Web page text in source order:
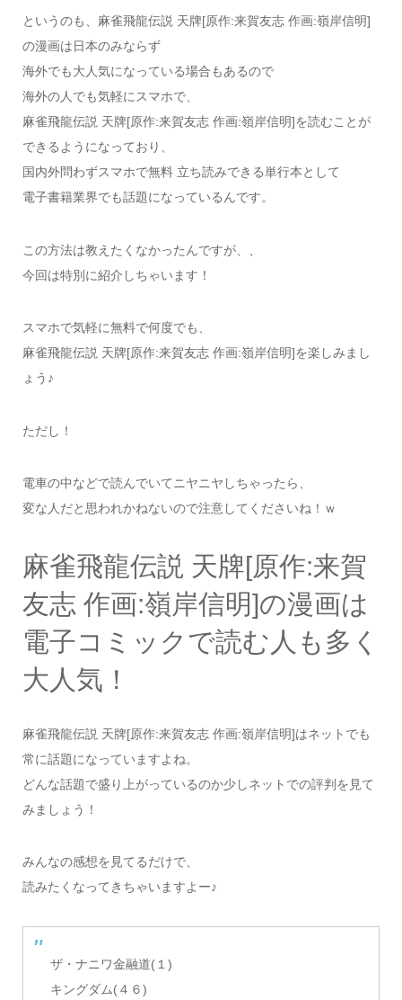
というのも、麻雀飛龍伝説 天牌[原作:来賀友志 作画:嶺岸信明]
の漫画は日本のみならず
海外でも大人気になっている場合もあるので
海外の人でも気軽にスマホで、
麻雀飛龍伝説 天牌[原作:来賀友志 作画:嶺岸信明]を読むことが
できるようになっており、
国内外問わずスマホで無料 立ち読みできる単行本として
電子書籍業界でも話題になっているんです。
この方法は教えたくなかったんですが、、
今回は特別に紹介しちゃいます！
スマホで気軽に無料で何度でも、
麻雀飛龍伝説 天牌[原作:来賀友志 作画:嶺岸信明]を楽しみまし
ょう♪
ただし！
電車の中などで読んでいてニヤニヤしちゃったら、
変な人だと思われかねないので注意してくださいね！ｗ
麻雀飛龍伝説 天牌[原作:来賀
友志 作画:嶺岸信明]の漫画は
電子コミックで読む人も多く
大人気！
麻雀飛龍伝説 天牌[原作:来賀友志 作画:嶺岸信明]はネットでも
常に話題になっていますよね。
どんな話題で盛り上がっているのか少しネットでの評判を見て
みましょう！
みんなの感想を見てるだけで、
読みたくなってきちゃいますよー♪
ザ・ナニワ金融道(１)
キングダム(４６)